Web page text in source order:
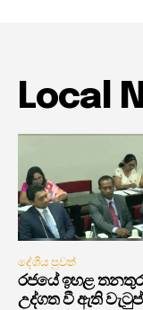
Local
දේශීය පුවත්
රජයේ ඉහළ
උද්ගත වී ඇති වැටුප්